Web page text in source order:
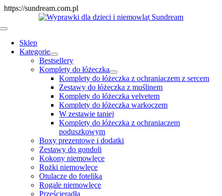
https://sundream.com.pl
to
Toggle
Navigation
Sklep
Kategorie
Bestsellery
Komplety do łóżeczka
Komplety do łóżeczka z ochraniaczem z sercem
Zestawy do łóżeczka z muślinem
Komplety do łóżeczka velvetem
Komplety do łóżeczka warkoczem
W zestawie taniej
Komplety do łóżeczka z ochraniaczem
poduszkowym
Boxy prezentowe i dodatki
Zestawy do gondoli
Kokony niemowlęce
Rożki niemowlęce
Otulacze do fotelika
Rogale niemowlęce
Prześcieradła